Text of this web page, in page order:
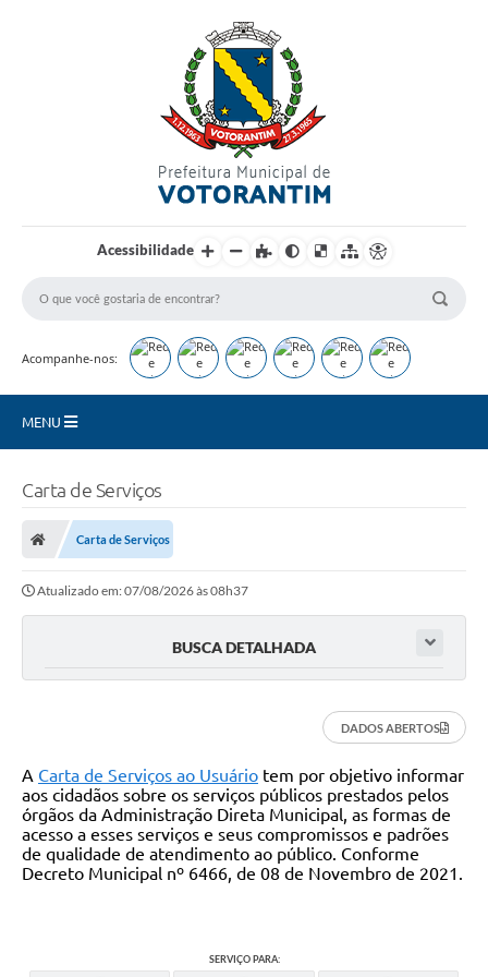
Acessibilidade
Acompanhe-nos:
MENU
Carta de Serviços
Vagas PAT
Perguntas e Respostas Frequentes
Compra Direta
Empreendedor
Pesquisa Dificuldades no Licenciamento de Empresas
Carta de Serviços
Carta de Serviços
Atualizado em: 07/08/2026 às 08h37
BUSCA DETALHADA
DADOS ABERTOS
A Carta de Serviços ao Usuário tem por objetivo informar
aos cidadãos sobre os serviços públicos prestados pelos
órgãos da Administração Direta Municipal, as formas de
acesso a esses serviços e seus compromissos e padrões
de qualidade de atendimento ao público. Conforme
Decreto Municipal nº 6466, de 08 de Novembro de 2021.
SERVIÇO PARA: